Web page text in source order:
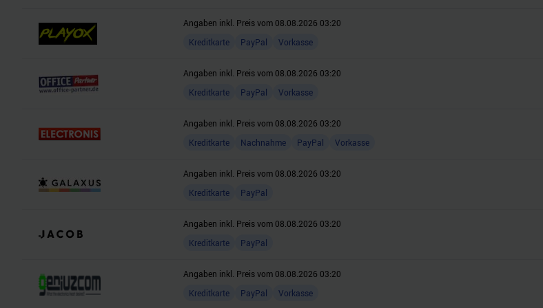
Angaben inkl. Preis vom 08.08.2026 03:20
Kreditkarte
PayPal Vorkasse
Angaben inkl. Preis vom 08.08.2026 03:20
Kreditkarte
PayPal Vorkasse
Angaben inkl. Preis vom 08.08.2026 03:20
Kreditkarte
Nachnahme PayPal Vorkasse
Angaben inkl. Preis vom 08.08.2026 03:20
Kreditkarte
PayPal
Angaben inkl. Preis vom 08.08.2026 03:20
Kreditkarte
PayPal
Angaben inkl. Preis vom 08.08.2026 03:20
Kreditkarte
PayPal Vorkasse